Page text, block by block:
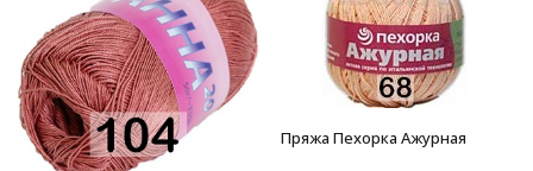
Пряжа Пехорка Ажурная